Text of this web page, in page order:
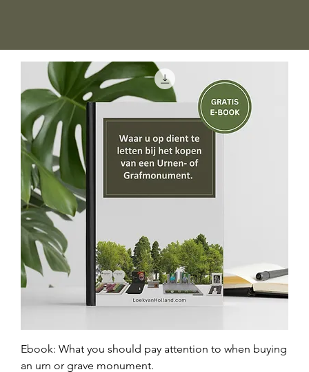
Ebook: What you should pay attention to when buying
an urn or grave monument.